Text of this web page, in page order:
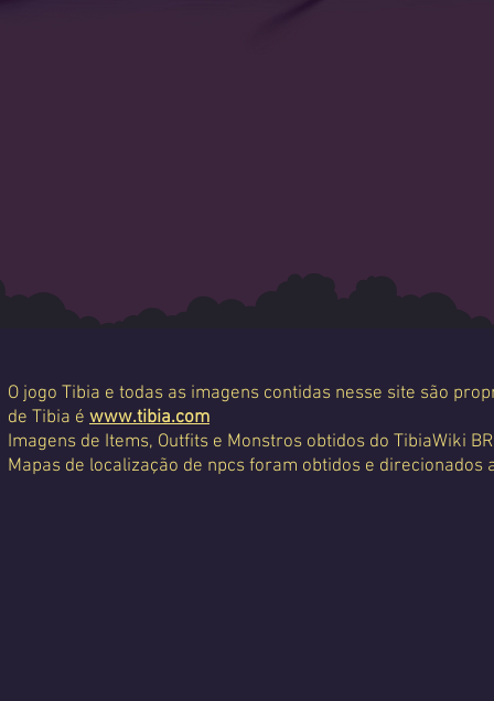
O jogo Tibia e todas as imagens contidas nesse site são
de Tibia é www.tibia.com
Imagens de Items, Outfits e Monstros obtidos do TibiaWiki
Mapas de localização de npcs foram obtidos e direcionados